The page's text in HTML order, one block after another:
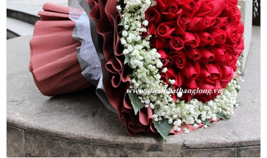
HƯỚNG DẪN MUA HÀNG
DỊCH VỤ GỬI ĐIỆN HOA VỀ
VIỆT NAM
PHƯƠNG THỨC THANH
TOÁN